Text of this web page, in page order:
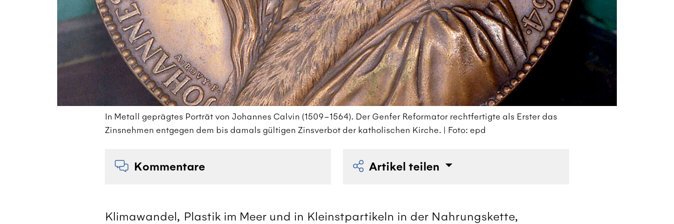
In Metall geprägtes Porträt von Johannes Calvin (1509–1564). Der Genfer Reformator rechtfertigte als Erster das
Zinsnehmen entgegen dem bis damals gültigen Zinsverbot der katholischen Kirche. | Foto: epd
Kommentare Artikel teilen
Klimawandel, Plastik im Meer und in Kleinstpartikeln in der Nahrungskette,